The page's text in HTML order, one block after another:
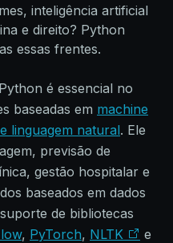
inteligência artificial
e direito? Python
essas frentes.
é essencial no
baseadas em machine
linguagem natural. Ele
previsão de
gestão hospitalar e
baseados em dados
de bibliotecas
, PyTorch, NLTK
e